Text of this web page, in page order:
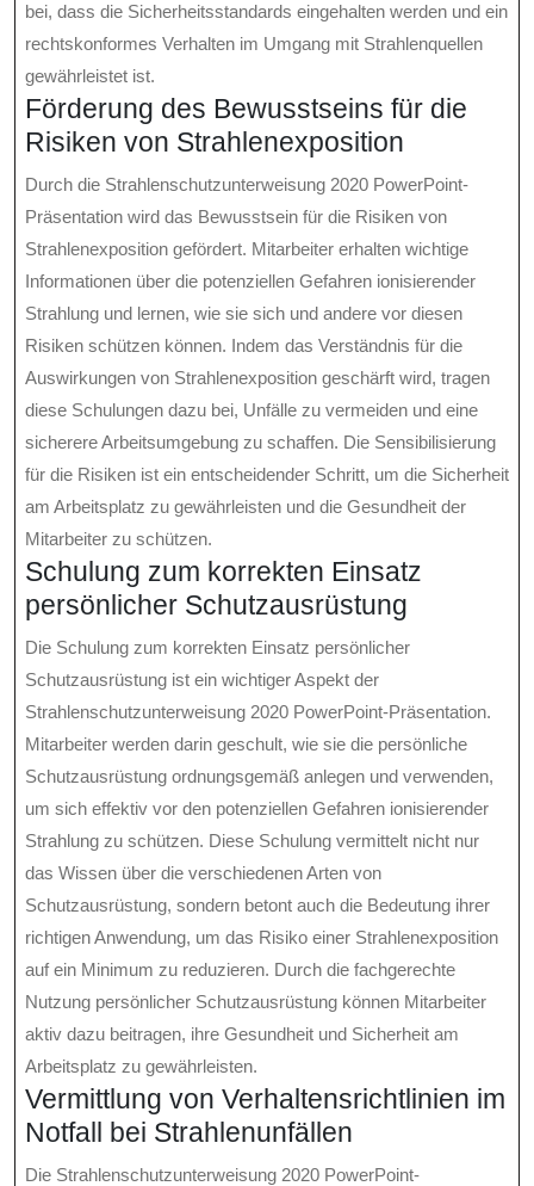
bei, dass die Sicherheitsstandards eingehalten werden und ein
rechtskonformes Verhalten im Umgang mit Strahlenquellen
gewährleistet ist.
Förderung des Bewusstseins für die
Risiken von Strahlenexposition
Durch die Strahlenschutzunterweisung 2020 PowerPoint-
Präsentation wird das Bewusstsein für die Risiken von
Strahlenexposition gefördert. Mitarbeiter erhalten wichtige
Informationen über die potenziellen Gefahren ionisierender
Strahlung und lernen, wie sie sich und andere vor diesen
Risiken schützen können. Indem das Verständnis für die
Auswirkungen von Strahlenexposition geschärft wird, tragen
diese Schulungen dazu bei, Unfälle zu vermeiden und eine
sicherere Arbeitsumgebung zu schaffen. Die Sensibilisierung
für die Risiken ist ein entscheidender Schritt, um die Sicherheit
am Arbeitsplatz zu gewährleisten und die Gesundheit der
Mitarbeiter zu schützen.
Schulung zum korrekten Einsatz
persönlicher Schutzausrüstung
Die Schulung zum korrekten Einsatz persönlicher
Schutzausrüstung ist ein wichtiger Aspekt der
Strahlenschutzunterweisung 2020 PowerPoint-Präsentation.
Mitarbeiter werden darin geschult, wie sie die persönliche
Schutzausrüstung ordnungsgemäß anlegen und verwenden,
um sich effektiv vor den potenziellen Gefahren ionisierender
Strahlung zu schützen. Diese Schulung vermittelt nicht nur
das Wissen über die verschiedenen Arten von
Schutzausrüstung, sondern betont auch die Bedeutung ihrer
richtigen Anwendung, um das Risiko einer Strahlenexposition
auf ein Minimum zu reduzieren. Durch die fachgerechte
Nutzung persönlicher Schutzausrüstung können Mitarbeiter
aktiv dazu beitragen, ihre Gesundheit und Sicherheit am
Arbeitsplatz zu gewährleisten.
Vermittlung von Verhaltensrichtlinien im
Notfall bei Strahlenunfällen
Die Strahlenschutzunterweisung 2020 PowerPoint-